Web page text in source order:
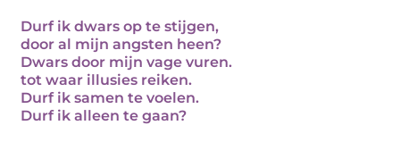
Durf ik dwars op te stijgen,
door al mijn angsten heen?
Dwars door mijn vage vuren.
tot waar illusies reiken.
Durf ik samen te voelen.
Durf ik alleen te gaan?